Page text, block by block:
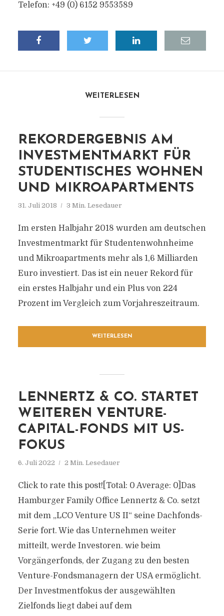
Telefon: +49 (0) 6152 9553589
WEITERLESEN
REKORDERGEBNIS AM
INVESTMENTMARKT FÜR
STUDENTISCHES WOHNEN
UND MIKROAPARTMENTS
31. Juli 2018 3 Min. Lesedauer
Im ersten Halbjahr 2018 wurden am deutschen
Investmentmarkt für Studentenwohnheime
und Mikroapartments mehr als 1,6 Milliarden
Euro investiert. Das ist ein neuer Rekord für
ein erstes Halbjahr und ein Plus von 224
Prozent im Vergleich zum Vorjahreszeitraum.
WEITERLESEN
LENNERTZ & CO. STARTET
WEITEREN VENTURE-
CAPITAL-FONDS MIT US-
FOKUS
6. Juli 2022 2 Min. Lesedauer
Click to rate this post![Total: 0 Average: 0]Das
Hamburger Family Office Lennertz & Co. setzt
mit dem „LCO Venture US II“ seine Dachfonds-
Serie fort. Wie das Unternehmen weiter
mitteilt, werde Investoren. wie beim
Vorgängerfonds, der Zugang zu den besten
Venture-Fondsmanagern der USA ermöglicht.
Der Investmentfokus der ausgewählten
Zielfonds liegt dabei auf dem